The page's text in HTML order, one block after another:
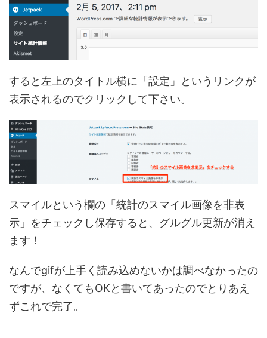
すると左上のタイトル横に「設定」というリンクが
表示されるのでクリックして下さい。
スマイルという欄の「統計のスマイル画像を非表
示」をチェックし保存すると、グルグル更新が消え
ます！
なんでgifが上手く読み込めないかは調べなかったの
ですが、なくてもOKと書いてあったのでとりあえ
ずこれで完了。